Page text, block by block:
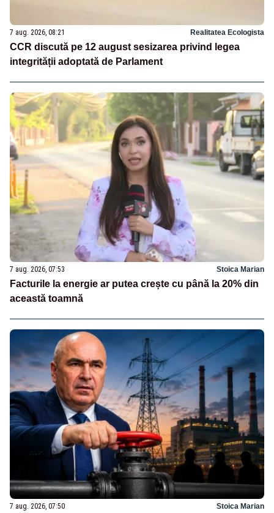
7 aug. 2026, 08:21 Realitatea Ecologista
CCR discută pe 12 august sesizarea privind legea
integrității adoptată de Parlament
7 aug. 2026, 07:53 Stoica Marian
Facturile la energie ar putea crește cu până la 20% din
această toamnă
7 aug. 2026, 07:50 Stoica Marian